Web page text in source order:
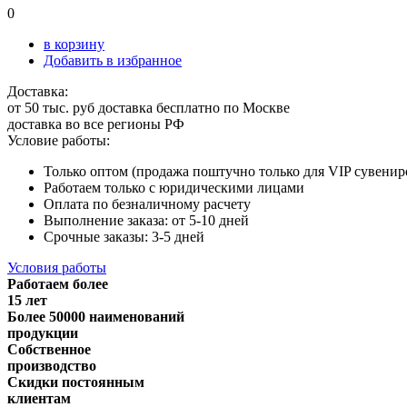
0
в корзину
Добавить в избранное
Доставка:
от 50 тыс. руб доставка бесплатно по Москве
доставка во все регионы РФ
Условие работы:
Только оптом (продажа поштучно только для VIP
Работаем только с юридическими лицами
Оплата по безналичному расчету
Выполнение заказа: от 5-10 дней
Срочные заказы: 3-5 дней
Условия работы
Работаем более
15 лет
Более 50000 наименований
продукции
Собственное
производство
Скидки постоянным
клиентам